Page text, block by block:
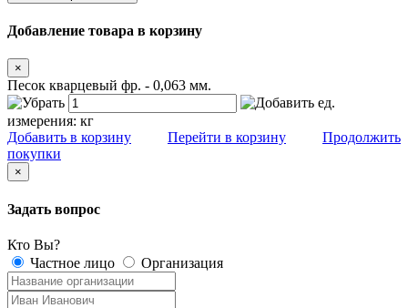
Добавление товара в корзину
×
Песок кварцевый фр. - 0,063 мм.
ед.
измерения: кг
Добавить в корзину
Перейти в корзину
Продолжить
покупки
×
Задать вопрос
Кто Вы?
Частное лицо
Организация